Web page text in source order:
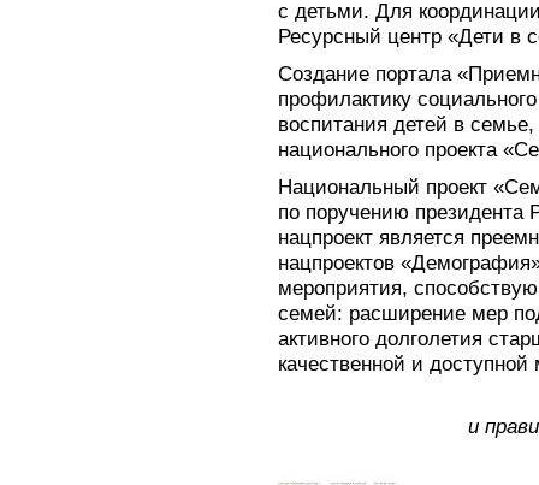
с детьми. Для
Ресурсный центр «Дети в
Создание портала
профилактику
воспитания детей в
национального проекта
Национальный проект
по поручению
нацпроект является
нацпроектов
мероприятия,
семей: расширение мер
активного долголетия
качественной и
и